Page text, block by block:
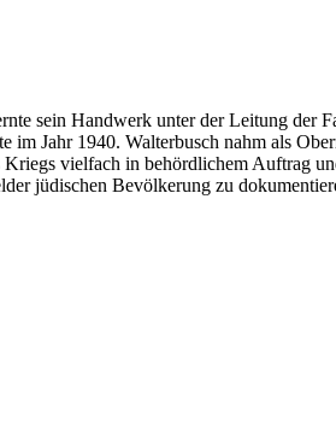
sein Handwerk unter der Leitung der
Jahr 1940. Walterbusch nahm als
vielfach in behördlichem Auftrag
jüdischen Bevölkerung zu